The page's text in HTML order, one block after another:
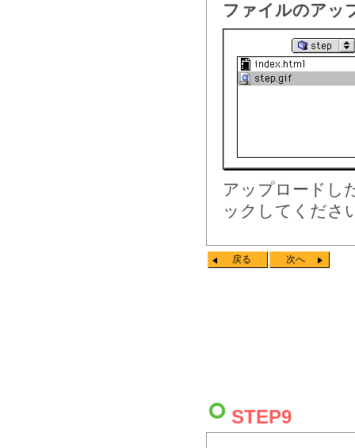
ファイルのアッ
アップロードし
ックしてくださ
戻る 次へ
STEP9